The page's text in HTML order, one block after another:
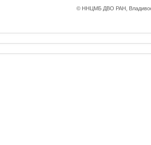
© ННЦМБ ДВО РАН,